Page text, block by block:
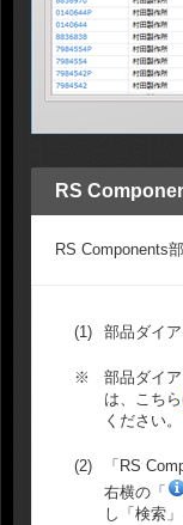
RS
RS Components
(1) 部品ダイ
※
部品ダイ
は、こち
ください。
(2)
「RS
右横の「
し「検索